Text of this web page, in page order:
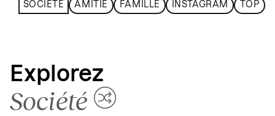
SOCIÉTÉ AMITIÉ FAMILLE INSTAGRAM TOP
Explorez
Société